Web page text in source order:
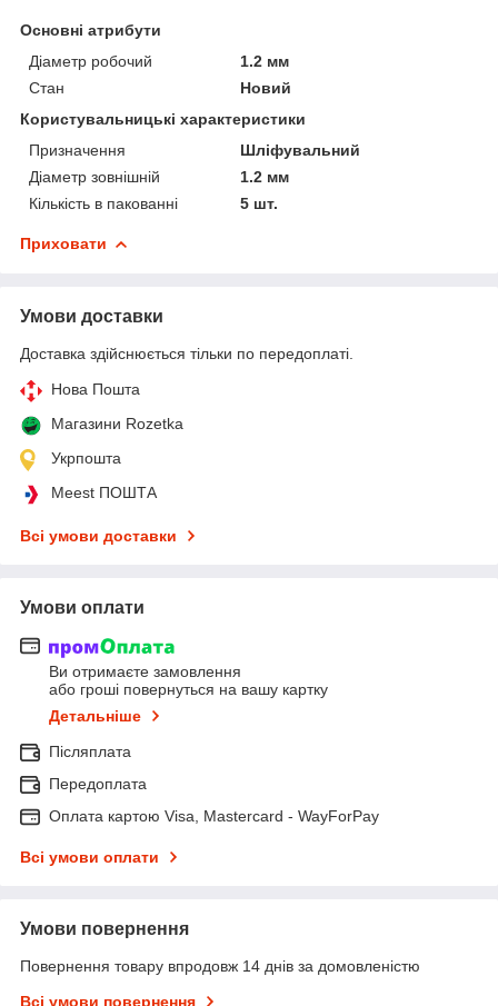
Основні атрибути
Діаметр робочий
1.2 мм
Стан
Новий
Користувальницькі характеристики
Призначення
Шліфувальний
Діаметр зовнішній
1.2 мм
Кількість в пакованні
5 шт.
Приховати
Умови доставки
Доставка здійснюється тільки по передоплаті.
Нова Пошта
Магазини Rozetka
Укрпошта
Meest ПОШТА
Всі умови доставки
Умови оплати
Ви отримаєте замовлення
або гроші повернуться на вашу картку
Детальніше
Післяплата
Передоплата
Оплата картою Visa, Mastercard - WayForPay
Всі умови оплати
Умови повернення
Повернення товару впродовж 14 днів за домовленістю
Всі умови повернення